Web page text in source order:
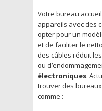
Votre bureau
appareils avec des
opter pour un
et de faciliter le
des câbles réduit
ou
électroniques.
trouver des
comme :